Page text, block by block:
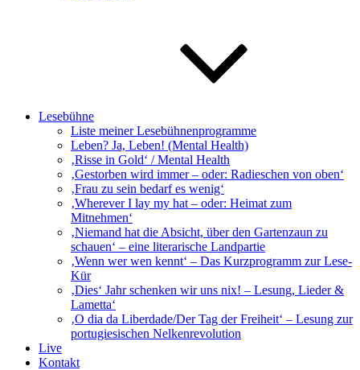
Lesebühne
Liste meiner Lesebühnenprogramme
Leben? Ja, Leben! (Mental Health)
‚Risse in Gold‘ / Mental Health
‚Gestorben wird immer – oder: Radieschen von oben‘
‚Frau zu sein bedarf es wenig‘
‚Wherever I lay my hat – oder: Heimat zum
Mitnehmen‘
‚Niemand hat die Absicht, über den Gartenzaun zu
schauen‘ – eine literarische Landpartie
‚Wenn wer wen kennt‘ – Das Kurzprogramm zur Lese-
Kür
‚Dies‘ Jahr schenken wir uns nix! – Lesung, Lieder &
Lametta‘
‚O dia da Liberdade/Der Tag der Freiheit‘ – Lesung zur
portugiesischen Nelkenrevolution
Live
Kontakt